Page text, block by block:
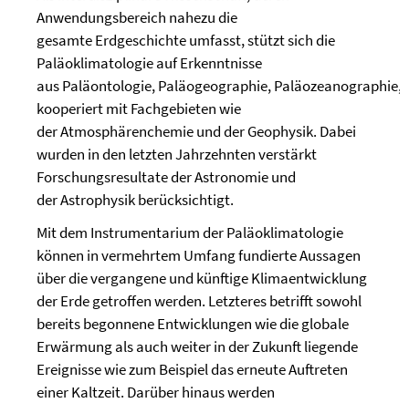
Anwendungsbereich nahezu die
gesamte Erdgeschichte umfasst, stützt sich die
Paläoklimatologie auf Erkenntnisse
aus Paläontologie, Paläogeographie, Paläozeanographie,
kooperiert mit Fachgebieten wie
der Atmosphärenchemie und der Geophysik. Dabei
wurden in den letzten Jahrzehnten verstärkt
Forschungsresultate der Astronomie und
der Astrophysik berücksichtigt.
Mit dem Instrumentarium der Paläoklimatologie
können in vermehrtem Umfang fundierte Aussagen
über die vergangene und künftige Klimaentwicklung
der Erde getroffen werden. Letzteres betrifft sowohl
bereits begonnene Entwicklungen wie die globale
Erwärmung als auch weiter in der Zukunft liegende
Ereignisse wie zum Beispiel das erneute Auftreten
einer Kaltzeit. Darüber hinaus werden